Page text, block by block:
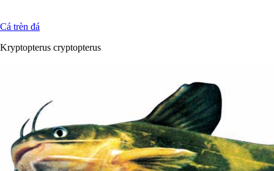
Cá trèn đá
Kryptopterus cryptopterus